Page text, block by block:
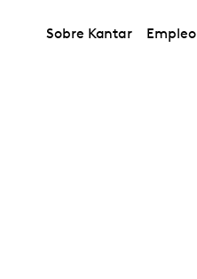
Sobre Kantar Empleo